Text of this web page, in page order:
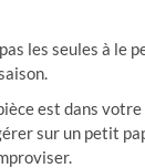
les seules à le
est dans
sur un petit